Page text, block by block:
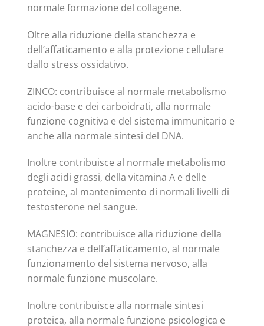
normale formazione del collagene.
Oltre alla riduzione della stanchezza e
dell’affaticamento e alla protezione cellulare
dallo stress ossidativo.
ZINCO: contribuisce al normale metabolismo
acido-base e dei carboidrati, alla normale
funzione cognitiva e del sistema immunitario e
anche alla normale sintesi del DNA.
Inoltre contribuisce al normale metabolismo
degli acidi grassi, della vitamina A e delle
proteine, al mantenimento di normali livelli di
testosterone nel sangue.
MAGNESIO: contribuisce alla riduzione della
stanchezza e dell’affaticamento, al normale
funzionamento del sistema nervoso, alla
normale funzione muscolare.
Inoltre contribuisce alla normale sintesi
proteica, alla normale funzione psicologica e